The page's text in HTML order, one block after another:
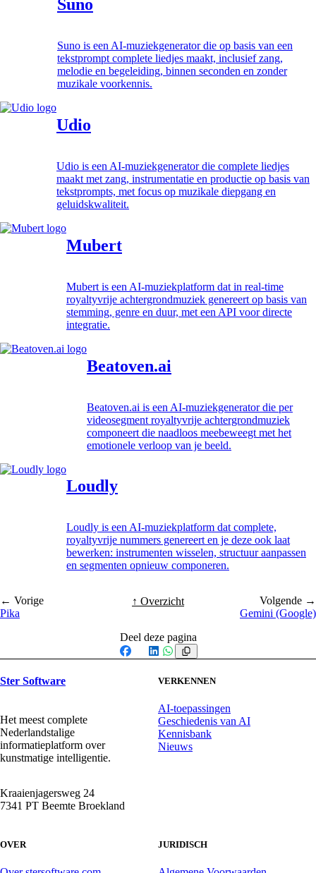
Suno
Suno is een AI-muziekgenerator die op basis van een
tekstprompt complete liedjes maakt, inclusief zang,
melodie en begeleiding, binnen seconden en zonder
muzikale voorkennis.
Udio
Udio is een AI-muziekgenerator die complete liedjes
maakt met zang, instrumentatie en productie op basis van
tekstprompts, met focus op muzikale diepgang en
geluidskwaliteit.
Mubert
Mubert is een AI-muziekplatform dat in real-time
royaltyvrije achtergrondmuziek genereert op basis van
stemming, genre en duur, met een API voor directe
integratie.
Beatoven.ai
Beatoven.ai is een AI-muziekgenerator die per
videosegment royaltyvrije achtergrondmuziek
componeert die naadloos meebeweegt met het
emotionele verloop van je beeld.
Loudly
Loudly is een AI-muziekplatform dat complete,
royaltyvrije nummers genereert en je deze ook laat
bewerken: instrumenten wisselen, structuur aanpassen
en segmenten opnieuw componeren.
← Vorige
Pika
↑ Overzicht
Volgende →
Gemini (Google)
Deel deze pagina
Facebook
X LinkedIn
WhatsApp
Ster Software
Het meest complete
Nederlandstalige
informatieplatform over
kunstmatige intelligentie.
Kraaienjagersweg 24
7341 PT Beemte Broekland
VERKENNEN
AI-toepassingen
Geschiedenis van AI
Kennisbank
Nieuws
OVER JURIDISCH